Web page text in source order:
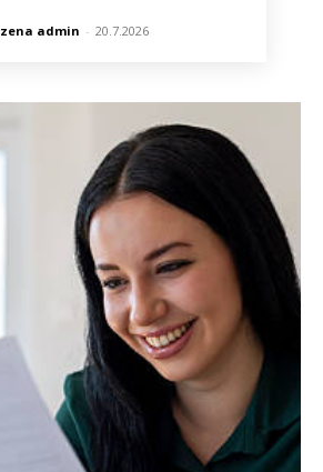
zena admin - 20.7.2026